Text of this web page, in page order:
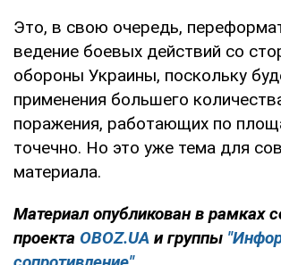
Это, в свою очередь,
ведение боевых действий со
обороны Украины, поскольку
применения большего
поражения, работающих по
точечно. Но это уже тема для
материала.
Материал опубликован в рамках
проекта OBOZ.UA и группы